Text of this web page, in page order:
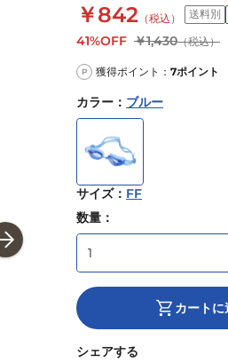
￥842 （税込） 送料別
41%OFF ￥1,430（税込）
P 獲得ポイント： 7ポイント
カラー ： ブルー
サイズ： FF
数量：
カートに
シェアする